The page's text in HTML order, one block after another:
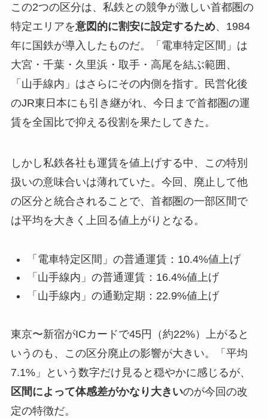
この2つの区分は、私鉄との競争が激しい首都圏の
特定エリアを意図的に割安に設定するため、1984
年に国鉄が導入したものだ。「電車特定区間」は
大宮・千葉・久里浜・取手・高尾を結ぶ範囲、
「山手線内」はさらにその内側を指す。民営化後
のJR東日本にも引き継がれ、今日まで首都圏の運
賃を全国比で抑える役割を果たしてきた。
しかし私鉄各社も運賃を値上げする中、この特別
扱いの意味合いは薄れていた。今回、廃止して他
の区分と統合されることで、首都圏の一部区間で
は平均を大きく上回る値上がりとなる。
「電車特定区間」の普通運賃：10.4%値上げ
「山手線内」の普通運賃：16.4%値上げ
「山手線内」の通勤定期：22.9%値上げ
東京〜新宿がICカードで45円（約22%）上がると
いうのも、この区分廃止の影響が大きい。「平均
7.1%」という数字だけ見ると穏やかに感じるが、
区間によって体感差がかなり大きいのが今回の改
定の特徴だ。